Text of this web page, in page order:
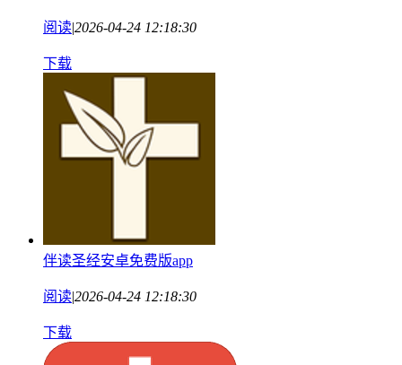
阅读|2026-04-24 12:18:30
下载
伴读圣经安卓免费版app
阅读|2026-04-24 12:18:30
下载